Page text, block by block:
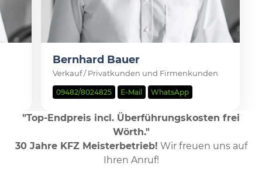
Bernhard Bauer
Verkauf / Privatkunden und Firmenkunden
09482/8024825 E-Mail WhatsApp
"Top-Endpreis incl. Überführungskosten frei
Wörth."
30 Jahre KFZ Meisterbetrieb! Wir freuen uns auf
Ihren Anruf!